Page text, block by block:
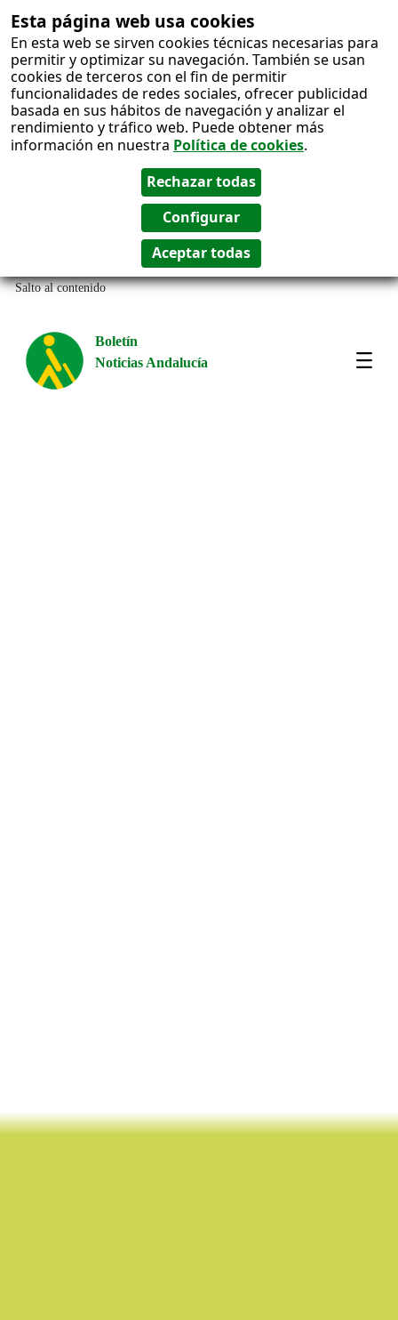
Esta página web usa cookies
En esta web se sirven cookies técnicas necesarias para
permitir y optimizar su navegación. También se usan
cookies de terceros con el fin de permitir
funcionalidades de redes sociales, ofrecer publicidad
basada en sus hábitos de navegación y analizar el
rendimiento y tráfico web. Puede obtener más
información en nuestra Política de cookies.
Salto al contenido
Boletín
Noticias Andalucía